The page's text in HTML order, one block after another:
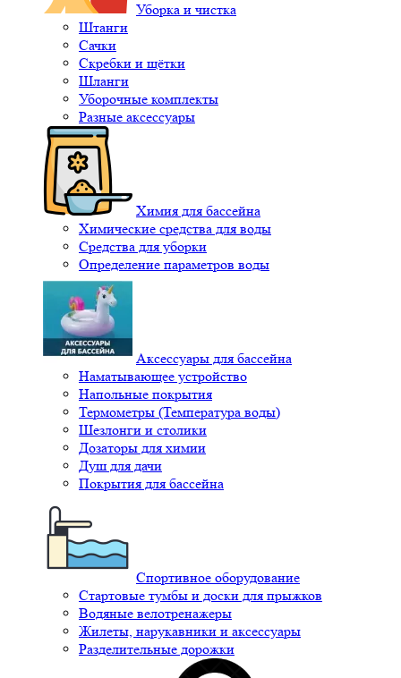
Уборка и чистка
Штанги
Сачки
Скребки и щётки
Шланги
Уборочные комплекты
Разные аксессуары
Химия для бассейна
Химические средства для воды
Средства для уборки
Определение параметров воды
Аксессуары для бассейна
Наматывающее устройство
Напольные покрытия
Термометры (Температура воды)
Шезлонги и столики
Дозаторы для химии
Душ для дачи
Покрытия для бассейна
Спортивное оборудование
Стартовые тумбы и доски для прыжков
Водяные велотренажеры
Жилеты, нарукавники и аксессуары
Разделительные дорожки